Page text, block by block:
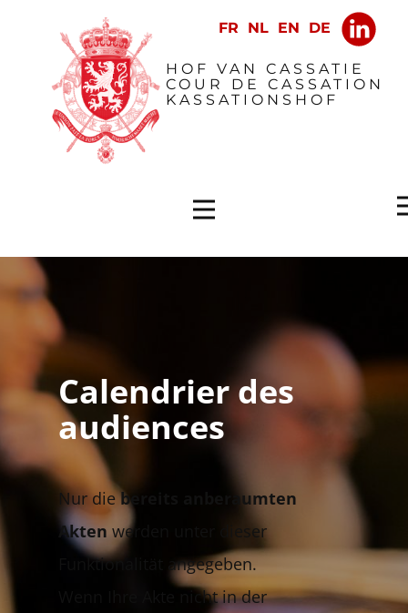
​HOF VAN CASSATIE
COUR DE CASSATION
KASSATIONSHOF
Calendrier des
audiences
​Nur diebereits anberaumten
Akten werden unter dieser
Funktionalität angegeben.
Wenn Ihre Akte nicht in der